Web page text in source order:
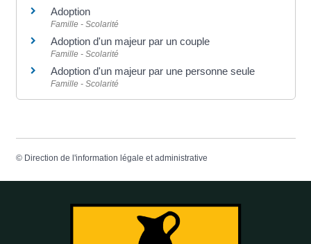
Adoption
Famille - Scolarité
Adoption d'un majeur par un couple
Famille - Scolarité
Adoption d'un majeur par une personne seule
Famille - Scolarité
© Direction de l'information légale et administrative